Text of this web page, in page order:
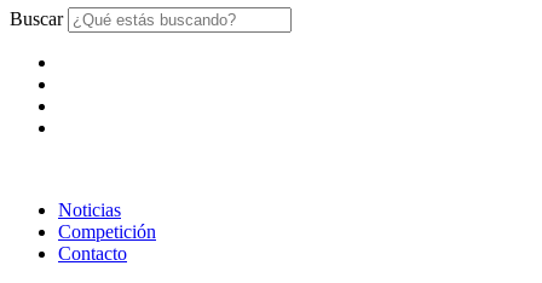
Buscar
Noticias
Competición
Contacto